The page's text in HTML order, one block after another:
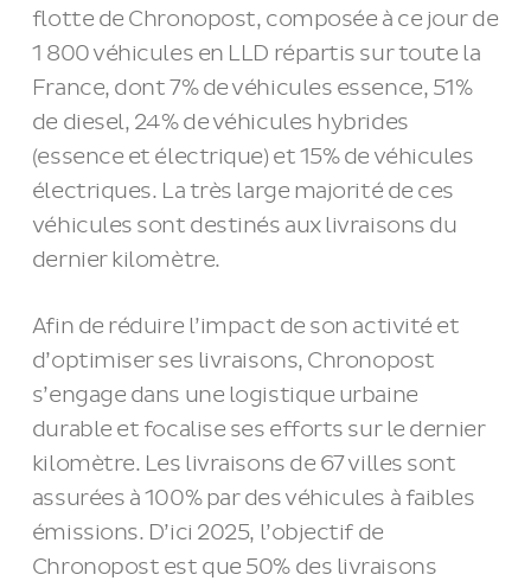
flotte de Chronopost, composée à ce jour de
1 800 véhicules en LLD répartis sur toute la
France, dont 7% de véhicules essence, 51%
de diesel, 24% de véhicules hybrides
(essence et électrique) et 15% de véhicules
électriques. La très large majorité de ces
véhicules sont destinés aux livraisons du
dernier kilomètre.
Afin de réduire l’impact de son activité et
d’optimiser ses livraisons, Chronopost
s’engage dans une logistique urbaine
durable et focalise ses efforts sur le dernier
kilomètre. Les livraisons de 67 villes sont
assurées à 100% par des véhicules à faibles
émissions. D’ici 2025, l’objectif de
Chronopost est que 50% des livraisons